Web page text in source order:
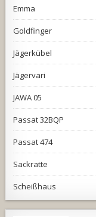
Emma
Goldfinger
Jägerkübel
Jägervari
JAWA 05
Passat 32BQP
Passat 474
Sackratte
Scheißhaus